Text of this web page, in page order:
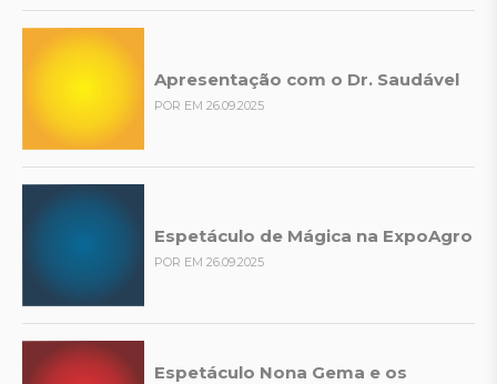
Apresentação com o Dr. Saudável
POR EM 26.09.2025
Espetáculo de Mágica na ExpoAgro
POR EM 26.09.2025
Espetáculo Nona Gema e os